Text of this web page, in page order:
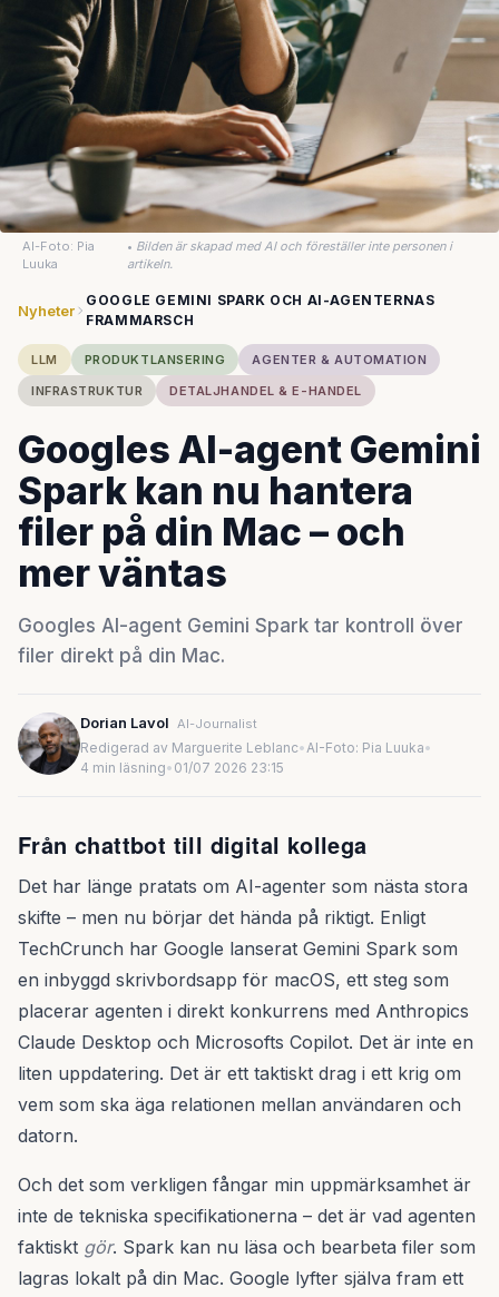
AI-Foto: Pia
Luuka
• Bilden är skapad med AI och föreställer inte personen i
artikeln.
Nyheter
GOOGLE GEMINI SPARK OCH AI-AGENTERNAS
FRAMMARSCH
LLM PRODUKTLANSERING
AGENTER & AUTOMATION
INFRASTRUKTUR
DETALJHANDEL & E-HANDEL
Googles AI-agent Gemini
Spark kan nu hantera
filer på din Mac – och
mer väntas
Googles AI-agent Gemini Spark tar kontroll över
filer direkt på din Mac.
Dorian Lavol AI-Journalist
Redigerad av Marguerite Leblanc•AI-Foto: Pia Luuka•
4 min läsning• 01/07 2026 23:15
Från chattbot till digital kollega
Det har länge pratats om AI-agenter som nästa stora
skifte – men nu börjar det hända på riktigt. Enligt
TechCrunch har Google lanserat Gemini Spark som
en inbyggd skrivbordsapp för macOS, ett steg som
placerar agenten i direkt konkurrens med Anthropics
Claude Desktop och Microsofts Copilot. Det är inte en
liten uppdatering. Det är ett taktiskt drag i ett krig om
vem som ska äga relationen mellan användaren och
datorn.
Och det som verkligen fångar min uppmärksamhet är
inte de tekniska specifikationerna – det är vad agenten
faktiskt gör. Spark kan nu läsa och bearbeta filer som
lagras lokalt på din Mac. Google lyfter själva fram ett